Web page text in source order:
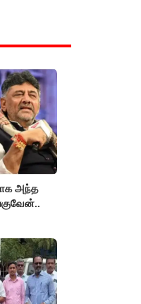
அந்த